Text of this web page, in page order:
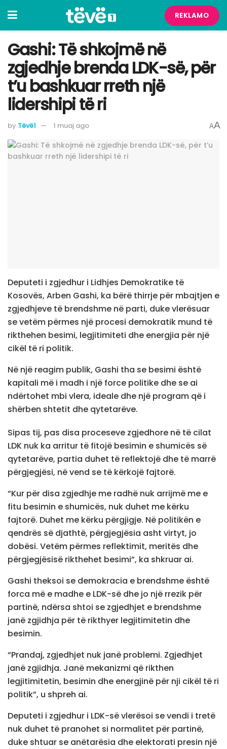
REKLAMO
Gashi: Të shkojmë në
zgjedhje brenda LDK-së, për
t’u bashkuar rreth një
lidershipi të ri
by Tëvë1 1 muaj ago AA
Deputeti i zgjedhur i Lidhjes Demokratike të
Kosovës, Arben Gashi, ka bërë thirrje për mbajtjen e
zgjedhjeve të brendshme në parti, duke vlerësuar
se vetëm përmes një procesi demokratik mund të
rikthehen besimi, legjitimiteti dhe energjia për një
cikël të ri politik.
Në një reagim publik, Gashi tha se besimi është
kapitali më i madh i një force politike dhe se ai
ndërtohet mbi vlera, ideale dhe një program që i
shërben shtetit dhe qytetarëve.
Sipas tij, pas disa proceseve zgjedhore në të cilat
LDK nuk ka arritur të fitojë besimin e shumicës së
qytetarëve, partia duhet të reflektojë dhe të marrë
përgjegjësi, në vend se të kërkojë fajtorë.
“Kur për disa zgjedhje me radhë nuk arrijmë me e
fitu besimin e shumicës, nuk duhet me kërku
fajtorë. Duhet me kërku përgjigje. Në politikën e
qendrës së djathtë, përgjegjësia asht virtyt, jo
dobësi. Vetëm përmes reflektimit, meritës dhe
përgjegjësisë rikthehet besimi”, ka shkruar ai.
Gashi theksoi se demokracia e brendshme është
forca më e madhe e LDK-së dhe jo një rrezik për
partinë, ndërsa shtoi se zgjedhjet e brendshme
janë zgjidhja për të rikthyer legjitimitetin dhe
besimin.
“Prandaj, zgjedhjet nuk janë problemi. Zgjedhjet
janë zgjidhja. Janë mekanizmi që rikthen
legjitimitetin, besimin dhe energjinë për nji cikël të ri
politik”, u shpreh ai.
Deputeti i zgjedhur i LDK-së vlerësoi se vendi i tretë
nuk duhet të pranohet si normalitet për partinë,
duke shtuar se anëtarësia dhe elektorati presin një